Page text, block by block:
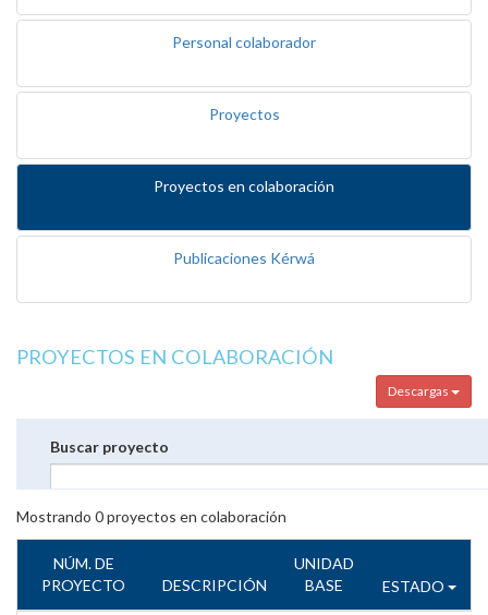
Personal colaborador
Proyectos
Proyectos en colaboración
Publicaciones Kérwá
PROYECTOS EN COLABORACIÓN
Descargas
Buscar proyecto
Mostrando 0proyectos en colaboración
NÚM. DE
PROYECTO
DESCRIPCIÓN
UNIDAD
BASE
ESTADO